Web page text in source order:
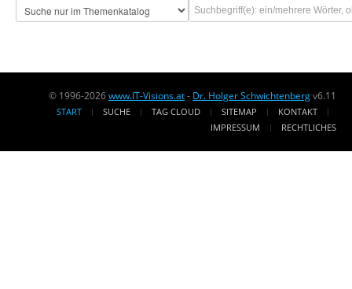
© 1996-2026www.IT-Visions.at- Dr. Holger Schwichtenbergv6.11
START SUCHE TAG CLOUD SITEMAP
KONTAKT
IMPRESSUM
RECHTLICHES